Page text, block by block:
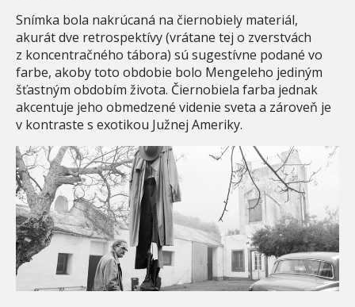
Snímka bola nakrúcaná na čiernobiely materiál,
akurát dve retrospektívy (vrátane tej o zverstvách
z koncentračného tábora) sú sugestívne podané vo
farbe, akoby toto obdobie bolo Mengeleho jediným
šťastným obdobím života. Čiernobiela farba jednak
akcentuje jeho obmedzené videnie sveta a zároveň je
v kontraste s exotikou Južnej Ameriky.